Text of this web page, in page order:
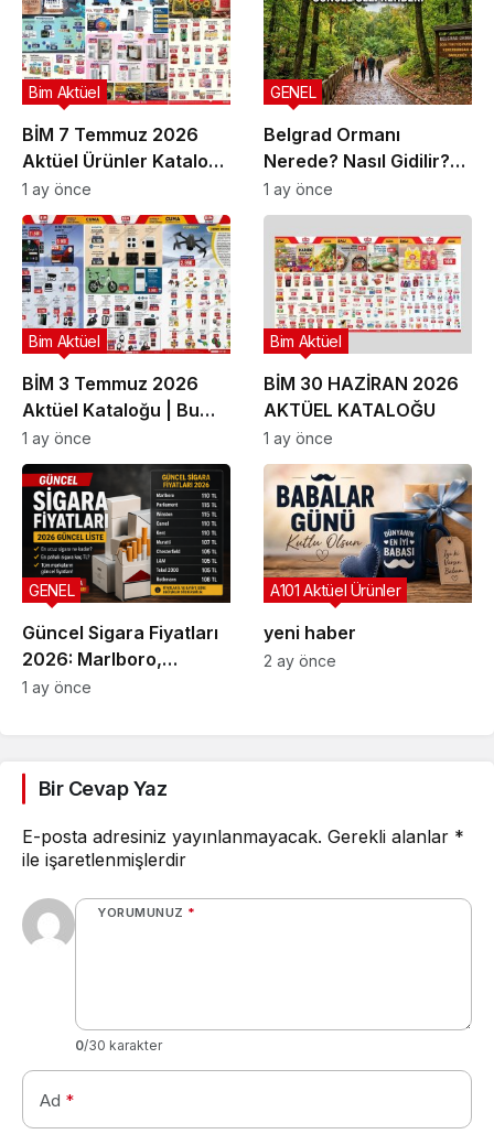
BİM 7 Temmuz 2026
Aktüel Ürünler Kataloğu
| Bu Hafta İndirimde
Olan Ürünler
Bim Aktüel
1 ay önce
Belgrad Ormanı
Nerede? Nasıl Gidilir?
Güncel Gezi Rehberi
GENEL
1 ay önce
BİM 3 Temmuz 2026
Aktüel Kataloğu | Bu
Hafta İndirime Giren
Ürünler
Bim Aktüel
1 ay önce
BİM 30 HAZİRAN 2026
AKTÜEL KATALOĞU
Bim Aktüel
1 ay önce
Güncel Sigara Fiyatları
2026: Marlboro,
Parliament, Winston,
GENEL
1 ay önce
yeni haber
A101 Aktüel Ürünler
2 ay önce
Bir Cevap Yaz
E-posta adresiniz yayınlanmayacak. Gerekli alanlar *
ile işaretlenmişlerdir
YORUMUNUZ *
0/30 karakter
Ad *